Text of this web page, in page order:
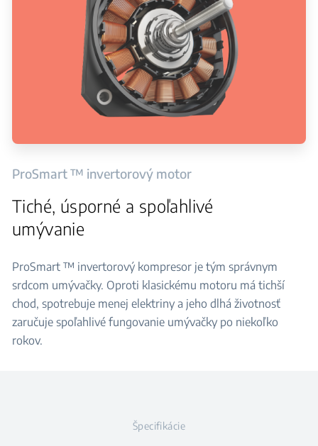
ProSmart ™ invertorový motor
Tiché, úsporné a spoľahlivé
umývanie
ProSmart ™ invertorový kompresor je tým správnym
srdcom umývačky. Oproti klasickému motoru má tichší
chod, spotrebuje menej elektriny a jeho dlhá životnosť
zaručuje spoľahlivé fungovanie umývačky po niekoľko
rokov.
Špecifikácie